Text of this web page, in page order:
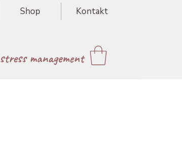
Shop Kontakt
stress management